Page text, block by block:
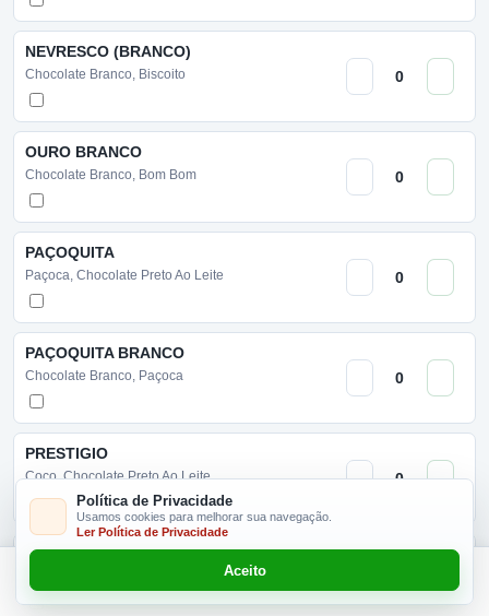
Este produto não é vendido neste dia!
NEVRESCO (BRANCO)
Chocolate Branco, Biscoito
OURO BRANCO
Chocolate Branco, Bom Bom
PAÇOQUITA
Paçoca, Chocolate Preto Ao Leite
PAÇOQUITA BRANCO
Chocolate Branco, Paçoca
PRESTIGIO
Coco, Chocolate Preto Ao Leite
SONHO DE VALSA
Chocolate Preto Ao Leite, Bom Bom
Política de Privacidade
Usamos cookies para melhorar sua navegação.
Ler Política de Privacidade
Aceito